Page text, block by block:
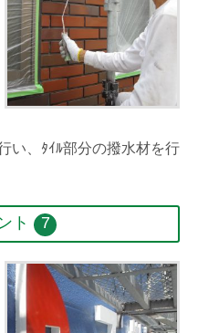
い、ﾀｲﾙ部分の撥水材を行
ト 7